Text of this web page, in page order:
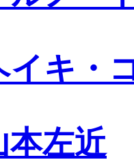
イキ・
本左近